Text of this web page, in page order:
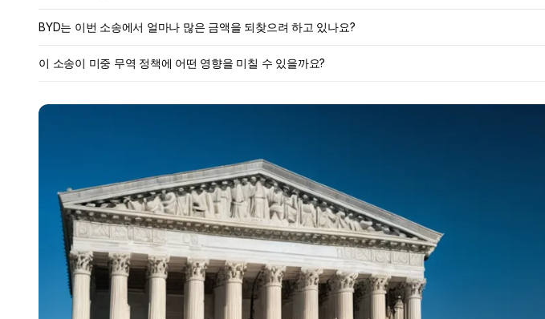
BYD는 이번 소송에서 얼마나 많은 금액을 되찾으려 하고 있나요?
이 소송이 미중 무역 정책에 어떤 영향을 미칠 수 있을까요?